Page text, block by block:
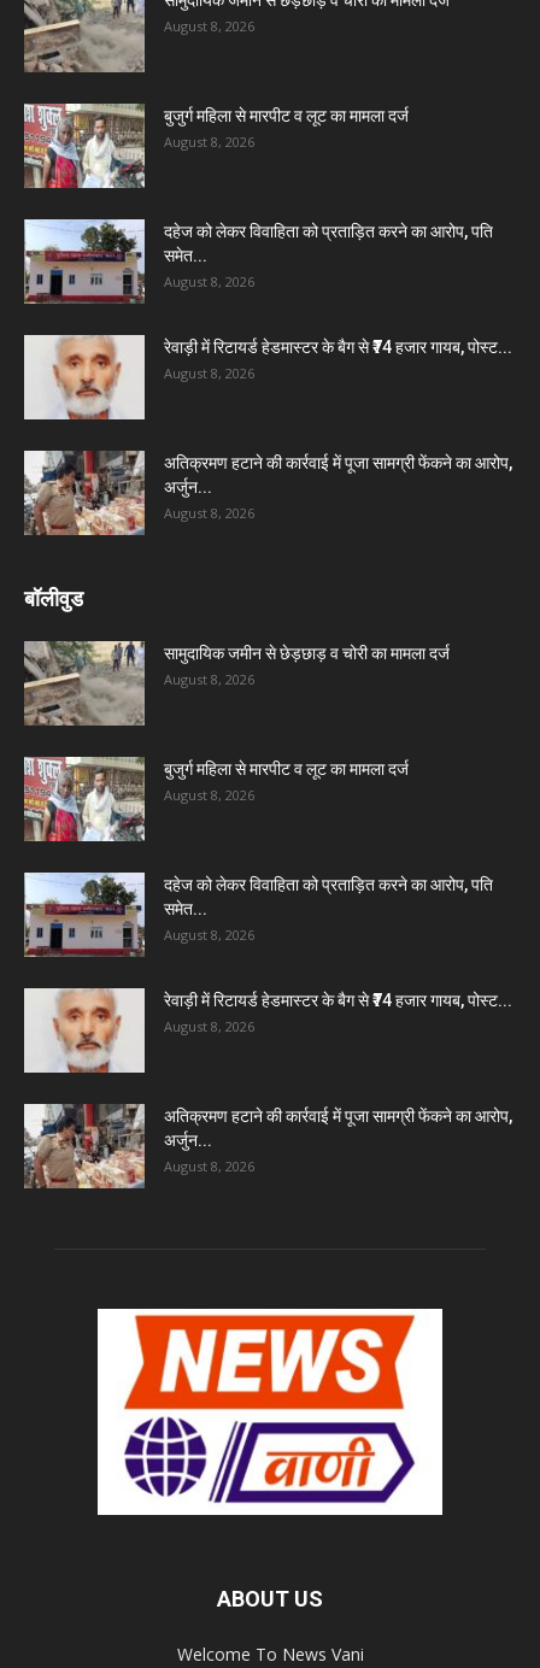
August 8, 2026
बुजुर्ग महिला से मारपीट व लूट का मामला दर्ज
August 8, 2026
दहेज को लेकर विवाहिता को प्रताड़ित करने का आरोप, पति
समेत...
August 8, 2026
रेवाड़ी में रिटायर्ड हेडमास्टर के बैग से ₹74 हजार गायब, पोस्ट...
August 8, 2026
अतिक्रमण हटाने की कार्रवाई में पूजा सामग्री फेंकने का आरोप,
अर्जुन...
August 8, 2026
बॉलीवुड
सामुदायिक जमीन से छेड़छाड़ व चोरी का मामला दर्ज
August 8, 2026
बुजुर्ग महिला से मारपीट व लूट का मामला दर्ज
August 8, 2026
दहेज को लेकर विवाहिता को प्रताड़ित करने का आरोप, पति
समेत...
August 8, 2026
रेवाड़ी में रिटायर्ड हेडमास्टर के बैग से ₹74 हजार गायब, पोस्ट...
August 8, 2026
अतिक्रमण हटाने की कार्रवाई में पूजा सामग्री फेंकने का आरोप,
अर्जुन...
August 8, 2026
ABOUT US
Welcome To News Vani